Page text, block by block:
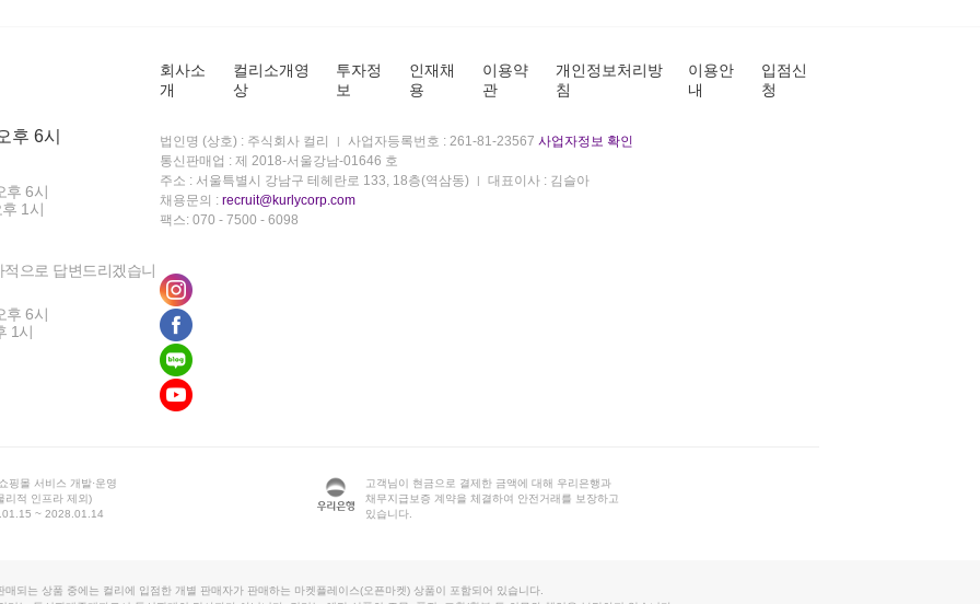
후 6시
후 6시
1시
으로 답변드리겠습니
후 6시
1시
회사소
개
컬리소개영
상
투자정
보
인재채
용
이용약
관
개인정보처리방
침
이용안
내
입점신
청
법인명 (상호) : 주식회사 컬리 사업자등록번호 : 261-81-23567 사업자정보 확인
통신판매업 : 제 2018-서울강남-01646 호
주소 : 서울특별시 강남구 테헤란로 133, 18층(역삼동)
대표이사 : 김슬아
채용문의 : recruit@kurlycorp.com
팩스: 070 - 7500 - 6098
핑몰 서비스 개발·운영
리적 인프라 제외)
~ 2028.01.14
고객님이 현금으로 결제한 금액에 대해 우리은행과
채무지급보증 계약을 체결하여 안전거래를 보장하고
있습니다.
매되는 상품 중에는 컬리에 입점한 개별 판매자가 판매하는 마켓플레이스(오픈마켓) 상품이 포함되어 있습니다.